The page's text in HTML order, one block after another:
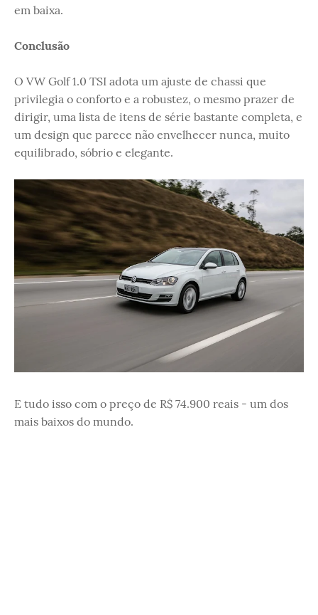
em baixa.
Conclusão
O VW Golf 1.0 TSI adota um ajuste de chassi que
privilegia o conforto e a robustez, o mesmo prazer de
dirigir, uma lista de itens de série bastante completa, e
um design que parece não envelhecer nunca, muito
equilibrado, sóbrio e elegante.
E tudo isso com o preço de R$ 74.900 reais - um dos
mais baixos do mundo.